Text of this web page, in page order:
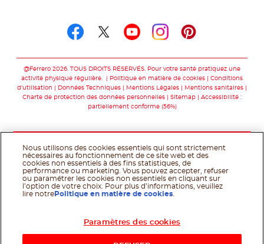
@Ferrero 2026. TOUS DROITS RÉSERVÉS. Pour votre santé pratiquez une
activité physique régulière.
Politique en matière de cookies
Conditions
d'utilisation
Données Techniques Mentions Légales
Mentions sanitaires
Charte de protection des données personnelles
Sitemap
Accessibilité :
partiellement conforme (56%)
Nous utilisons des cookies essentiels qui sont strictement
nécessaires au fonctionnement de ce site web et des
cookies non essentiels à des fins statistiques, de
performance ou marketing. Vous pouvez accepter, refuser
ou paramétrer les cookies non essentiels en cliquant sur
l’option de votre choix. Pour plus d’informations, veuillez
lire notre Politique en matière de cookies
Paramètres des cookies